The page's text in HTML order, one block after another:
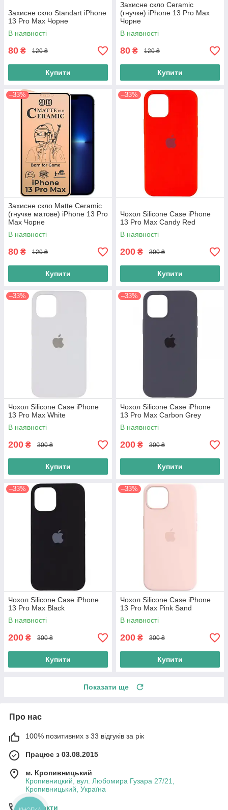
Захисне скло Standart iPhone
13 Pro Max Чорне
В наявності
80 ₴ 120 ₴
Купити
Захисне скло Ceramic
(гнучке) iPhone 13 Pro Max
Чорне
В наявності
80 ₴ 120 ₴
Купити
–33%
Захисне скло Matte Ceramic
(гнучке матове) iPhone 13 Pro
Max Чорне
В наявності
80 ₴ 120 ₴
Купити
–33%
Чохол Silicone Case iPhone
13 Pro Max Candy Red
В наявності
200 ₴ 300 ₴
Купити
–33%
Чохол Silicone Case iPhone
13 Pro Max White
В наявності
200 ₴ 300 ₴
Купити
–33%
Чохол Silicone Case iPhone
13 Pro Max Carbon Grey
В наявності
200 ₴ 300 ₴
Купити
–33%
Чохол Silicone Case iPhone
13 Pro Max Black
В наявності
200 ₴ 300 ₴
Купити
–33%
Чохол Silicone Case iPhone
13 Pro Max Pink Sand
В наявності
200 ₴ 300 ₴
Купити
Показати ще
Про нас
100% позитивних з 33 відгуків за рік
Працює з 03.08.2015
м. Кропивницький
Кропивницкий, вул. Любомира Гузара 27/21,
Кропивницький, Україна
Контакти